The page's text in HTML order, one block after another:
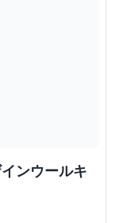
ンウールキ